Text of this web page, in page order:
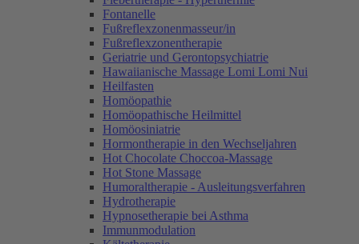
Fontanelle
Fußreflexzonenmasseur/in
Fußreflexzonentherapie
Geriatrie und Gerontopsychiatrie
Hawaiianische Massage Lomi Lomi Nui
Heilfasten
Homöopathie
Homöopathische Heilmittel
Homöosiniatrie
Hormontherapie in den Wechseljahren
Hot Chocolate Choccoa-Massage
Hot Stone Massage
Humoraltherapie - Ausleitungsverfahren
Hydrotherapie
Hypnosetherapie bei Asthma
Immunmodulation